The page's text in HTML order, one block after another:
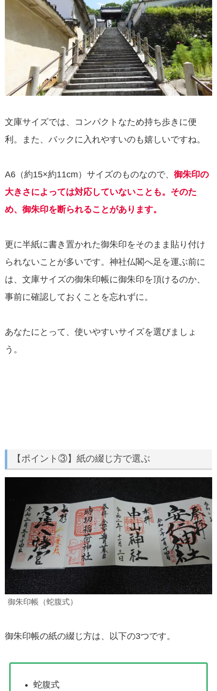
文庫サイズでは、コンパクトなため持ち歩きに便
利。また、バックに入れやすいのも嬉しいですね。
A6（約15×約11cm）サイズのものなので、 御朱印の
大きさによっては対応していないことも。そのた
め、御朱印を断られることがあります。
更に半紙に書き置かれた御朱印をそのまま貼り付け
られないことが多いです。神社仏閣へ足を運ぶ前に
は、文庫サイズの御朱印帳に御朱印を頂けるのか、
事前に確認しておくことを忘れずに。
あなたにとって、使いやすいサイズを選びましょ
う。
【ポイント③】紙の綴じ方で選ぶ
御朱印帳（蛇腹式）
御朱印帳の紙の綴じ方は、以下の3つです。
蛇腹式